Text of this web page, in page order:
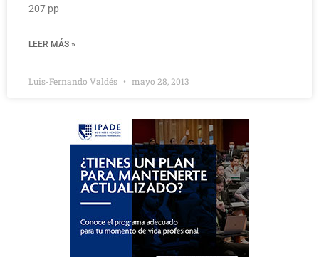
207 pp
LEER MÁS »
Luis-Fernando Valdés mayo 28, 2013